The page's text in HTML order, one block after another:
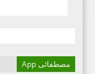
مصطفائی App